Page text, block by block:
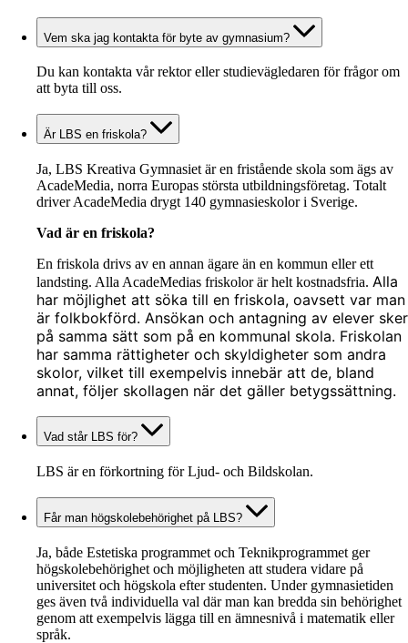
Vem ska jag kontakta för byte av gymnasium?
Du kan kontakta vår rektor eller studievägledaren för frågor om
att byta till oss.
Är LBS en friskola?
Ja, LBS Kreativa Gymnasiet är en fristående skola som ägs av
AcadeMedia, norra Europas största utbildningsföretag. Totalt
driver AcadeMedia drygt 140 gymnasieskolor i Sverige.
Vad är en friskola?
En friskola drivs av en annan ägare än en kommun eller ett
landsting. Alla AcadeMedias friskolor är helt kostnadsfria. Alla
har möjlighet att söka till en friskola, oavsett var man
är folkbokförd. Ansökan och antagning av elever sker
på samma sätt som på en kommunal skola. Friskolan
har samma rättigheter och skyldigheter som andra
skolor, vilket till exempelvis innebär att de, bland
annat, följer skollagen när det gäller betygssättning.
Vad står LBS för?
LBS är en förkortning för Ljud- och Bildskolan.
Får man högskolebehörighet på LBS?
Ja, både Estetiska programmet och Teknikprogrammet ger
högskolebehörighet och möjligheten att studera vidare på
universitet och högskola efter studenten. Under gymnasietiden
ges även två individuella val där man kan bredda sin behörighet
genom att exempelvis lägga till en ämnesnivå i matematik eller
språk.